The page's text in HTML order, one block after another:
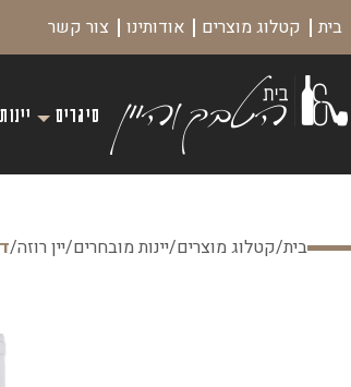
בית קטלוג מוצרים אודותינו צור קשר
סיגרים
בית/קטלוג מוצרים/יינות מובחרים/יין רוזה/